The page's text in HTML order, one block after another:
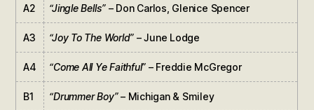
A2 “Jingle Bells” – Don Carlos, Glenice Spencer
A3 “Joy To The World” – June Lodge
A4 “Come All Ye Faithful” – Freddie McGregor
B1 “Drummer Boy”– Michigan & Smiley